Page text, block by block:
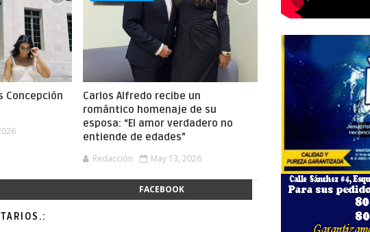
Concepción
Carlos Alfredo recibe un
romántico homenaje de su
esposa: “El amor verdadero no
entiende de edades”
Redacción May 13, 2026
FACEBOOK